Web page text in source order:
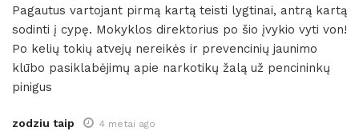
Pagautus vartojant pirmą kartą teisti lygtinai, antrą kartą
sodinti į cypę. Mokyklos direktorius po šio įvykio vyti von!
Po kelių tokių atvejų nereikės ir prevencinių jaunimo
klūbo pasiklabėjimų apie narkotikų žalą už pencininkų
pinigus
zodziu taip 4 metai ago